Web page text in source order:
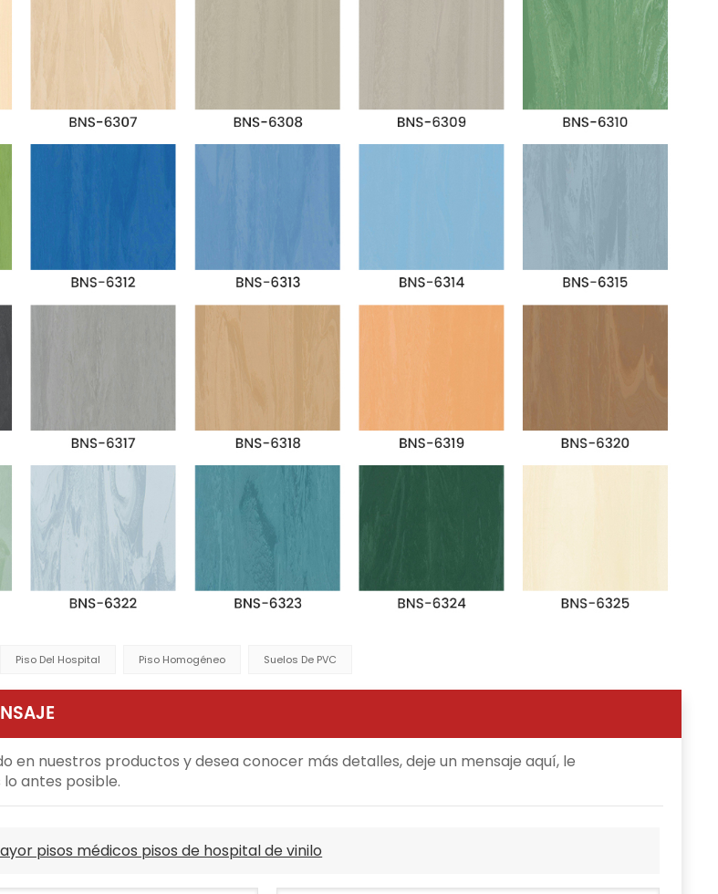
Piso Del Hospital Piso Homogéneo Suelos De PVC
en nuestros productos y desea conocer más detalles, deje un mensaje aquí, le
antes posible.
pisos médicos pisos de hospital de vinilo